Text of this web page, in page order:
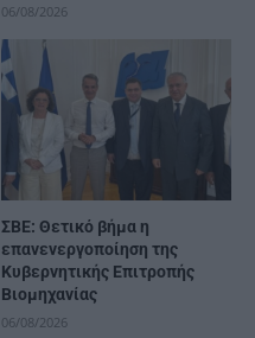
06/08/2026
ΣΒΕ: Θετικό βήμα η
επανενεργοποίηση της
Κυβερνητικής Επιτροπής
Βιομηχανίας
06/08/2026